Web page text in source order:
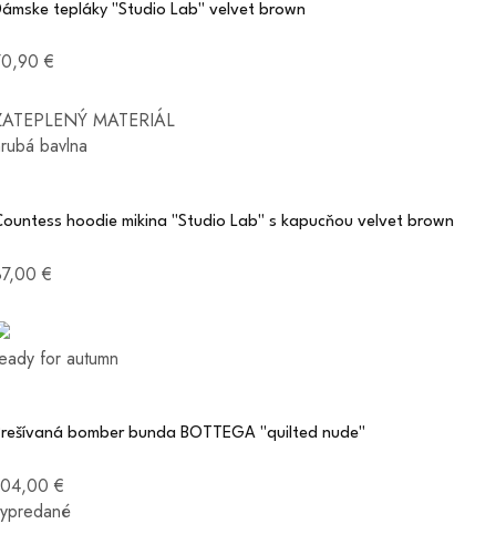
tepláky "Studio Lab" velvet brown
€
MATERIÁL
bavlna
hoodie mikina "Studio Lab" s kapucňou velvet brown
€
for autumn
bomber bunda BOTTEGA "quilted nude"
€